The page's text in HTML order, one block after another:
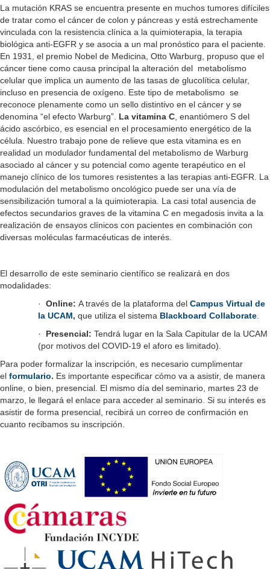
La mutación KRAS se encuentra presente en muchos tumores difíciles
de tratar como el cáncer de colon y páncreas y está estrechamente
vinculada con la resistencia clínica a la quimioterapia, la terapia
biológica anti-EGFR y se asocia a un mal pronóstico para el paciente.
En 1931, el premio Nobel de Medicina, Otto Warburg, propuso que el
cáncer tiene como causa principal la alteración del metabolismo
celular que implica un aumento de las tasas de glucolítica celular,
incluso en presencia de oxígeno. Este tipo de metabolismo se
reconoce plenamente como un sello distintivo en el cáncer y se
denomina “el efecto Warburg”. La vitamina C , enantiómero S del
ácido ascórbico, es esencial en el procesamiento energético de la
célula. Nuestro trabajo pone de relieve que esta vitamina es en
realidad un modulador fundamental del metabolismo de Warburg
asociado al cáncer y su potencial como agente terapéutico en el
manejo clínico de los tumores resistentes a las terapias anti-EGFR. La
modulación del metabolismo oncológico puede ser una vía de
sensibilización tumoral a la quimioterapia. La casi total ausencia de
efectos secundarios graves de la vitamina C en megadosis invita a la
realización de ensayos clínicos con pacientes en combinación con
diversas moléculas farmacéuticas de interés.
El desarrollo de este seminario científico se realizará en dos
modalidades:
· Online: A través de la plataforma del Campus Virtual de
la UCAM, que utiliza el sistema Blackboard Collaborate
· Presencial: Tendrá lugar en la Sala Capitular de la UCAM
(por motivos del COVID-19 el aforo es limitado).
Para poder formalizar la inscripción, es necesario cumplimentar
el formulario. Es importante especificar cómo va a asistir, de manera
online, o bien, presencial. El mismo día del seminario, martes 23 de
marzo, le llegará el enlace para acceder al seminario. Si su interés es
asistir de forma presencial, recibirá un correo de confirmación en
cuanto recibamos su inscripción.